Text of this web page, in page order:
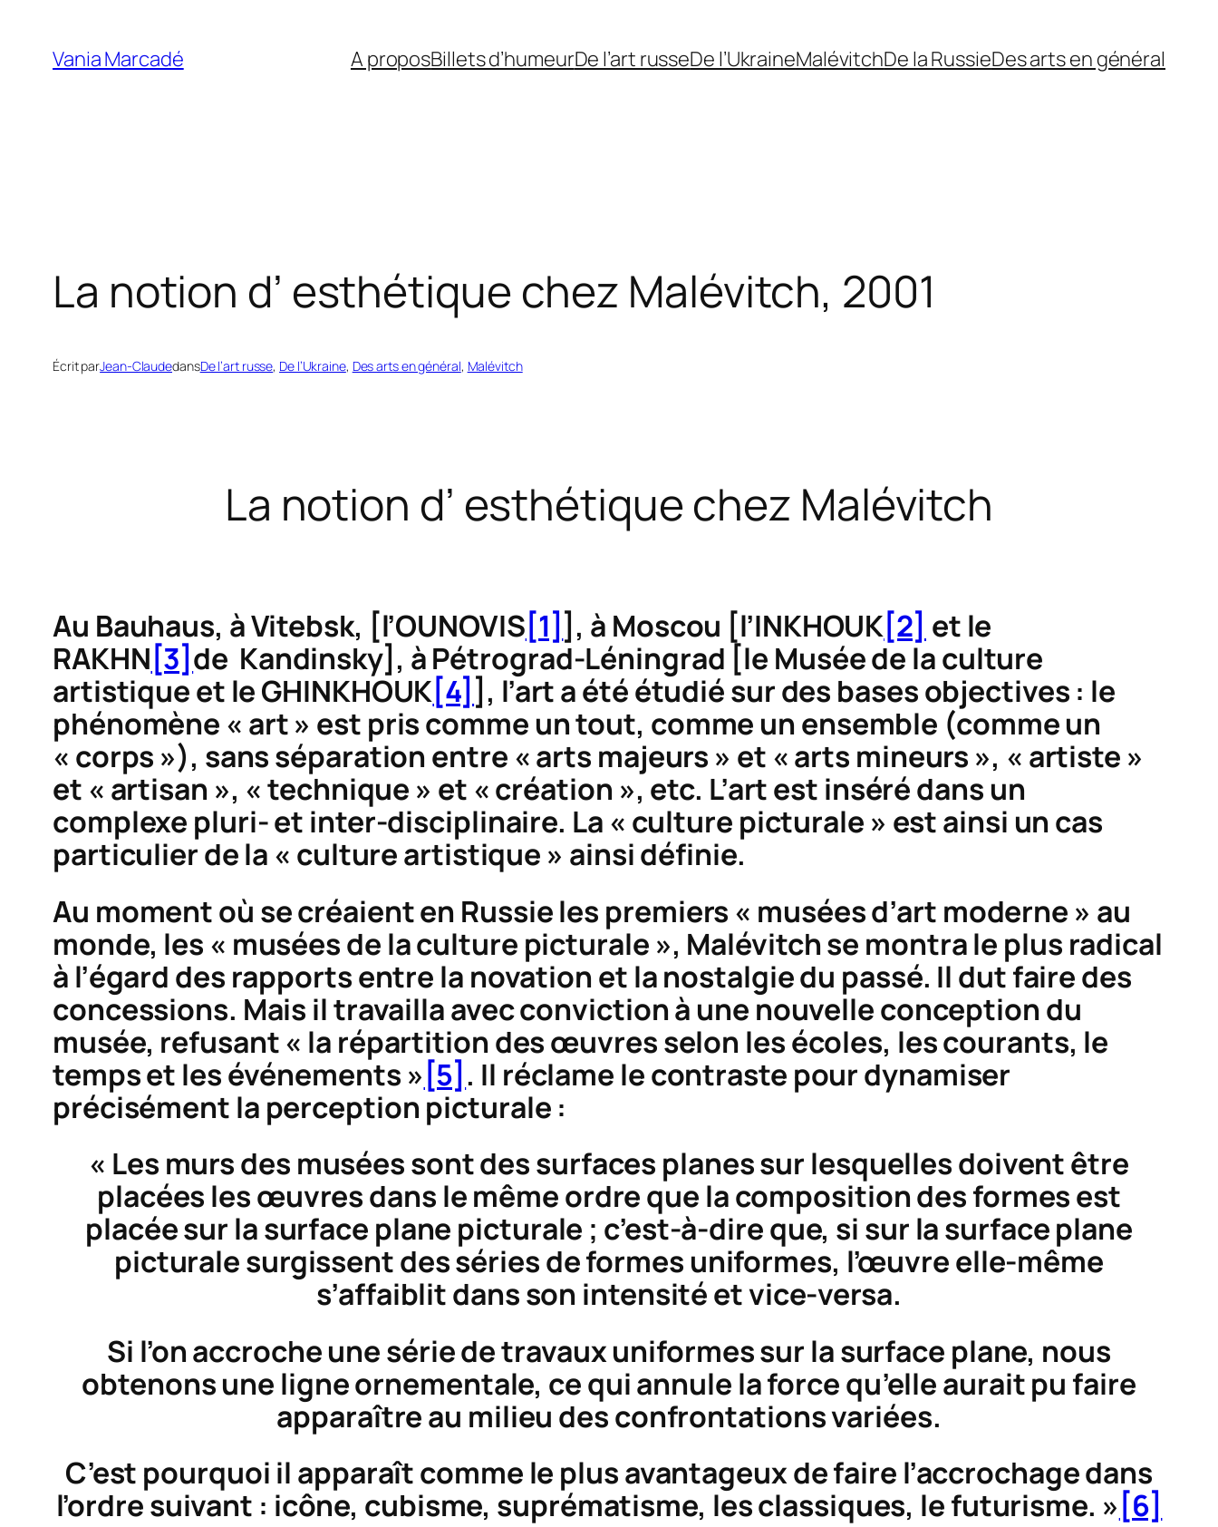
contenu
Vania Marcadé A proposBillets d’humeurDe l’art russeDe l’UkraineMalévitchDe la RussieDes arts en général
La notion d’ esthétique chez Malévitch, 2001
Écrit parJean-ClaudedansDe l’art russe, De l’Ukraine, Des arts en général, Malévitch
La notion d’ esthétique chez Malévitch
Au Bauhaus, à Vitebsk, [l’OUNOVIS [1] ], à Moscou [l’INKHOUK[2] et le
RAKHN [3] de Kandinsky], à Pétrograd-Léningrad [le Musée de la culture
artistique et le GHINKHOUK[4] ], l’art a été étudié sur des bases objectives : le
phénomène « art » est pris comme un tout, comme un ensemble (comme un
« corps »), sans séparation entre « arts majeurs » et « arts mineurs », « artiste »
et « artisan », « technique » et « création », etc. L’art est inséré dans un
complexe pluri- et inter-disciplinaire. La « culture picturale » est ainsi un cas
particulier de la « culture artistique » ainsi définie.
Au moment où se créaient en Russie les premiers « musées d’art moderne » au
monde, les « musées de la culture picturale », Malévitch se montra le plus radical
à l’égard des rapports entre la novation et la nostalgie du passé. Il dut faire des
concessions. Mais il travailla avec conviction à une nouvelle conception du
musée, refusant « la répartition des œuvres selon les écoles, les courants, le
temps et les événements » [5] . Il réclame le contraste pour dynamiser
précisément la perception picturale :
« Les murs des musées sont des surfaces planes sur lesquelles doivent être
placées les œuvres dans le même ordre que la composition des formes est
placée sur la surface plane picturale ; c’est-à-dire que, si sur la surface plane
picturale surgissent des séries de formes uniformes, l’œuvre elle-même
s’affaiblit dans son intensité et vice-versa.
Si l’on accroche une série de travaux uniformes sur la surface plane, nous
obtenons une ligne ornementale, ce qui annule la force qu’elle aurait pu faire
apparaître au milieu des confrontations variées.
C’est pourquoi il apparaît comme le plus avantageux de faire l’accrochage dans
l’ordre suivant : icône, cubisme, suprématisme, les classiques, le futurisme. » [6]